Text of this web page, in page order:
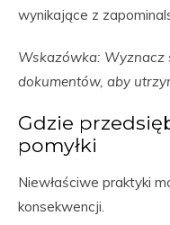
wynikające z
Wskazówka: Wyznacz
dokumentów, aby
Gdzie
pomyłki
Niewłaściwe praktyki
konsekwencji.